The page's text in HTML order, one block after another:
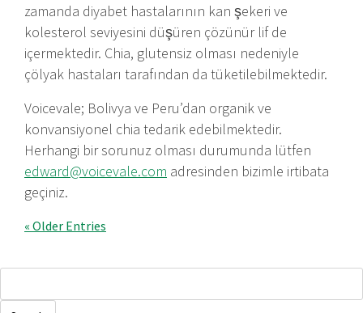
zamanda diyabet hastalarının kan şekeri ve
kolesterol seviyesini düşüren çözünür lif de
içermektedir. Chia, glutensiz olması nedeniyle
çölyak hastaları tarafından da tüketilebilmektedir.
Voicevale; Bolivya ve Peru’dan organik ve
konvansiyonel chia tedarik edebilmektedir.
Herhangi bir sorunuz olması durumunda lütfen
edward@voicevale.com adresinden bizimle irtibata
geçiniz.
« Older Entries
for: